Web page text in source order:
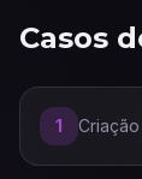
Casos
1